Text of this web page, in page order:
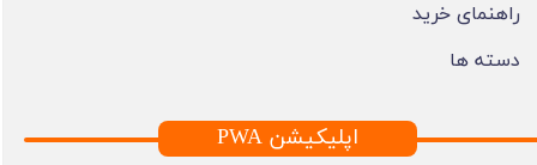
راهنمای خرید
دسته ها
PWA اپلیکیشن